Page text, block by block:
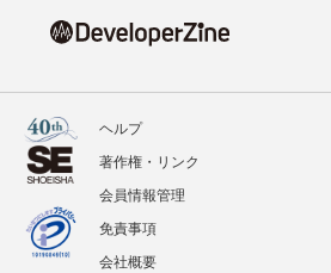
ヘルプ
著作権・リンク
会員情報管理
免責事項
会社概要